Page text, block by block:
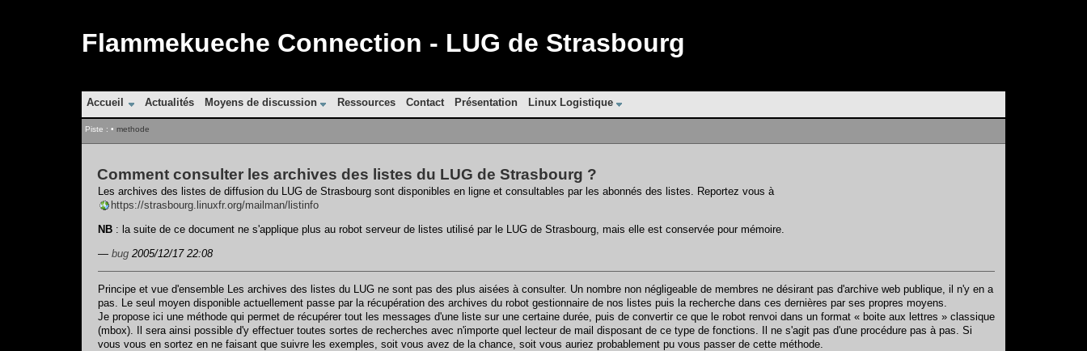
Flammekueche Connection - LUG de Strasbourg
Accueil Actualités Moyens de discussion Ressources Contact Présentation Linux Logistique
Piste : • methode
Comment consulter les archives des listes du LUG de Strasbourg ?
Les archives des listes de diffusion du LUG de Strasbourg sont disponibles en ligne et consultables par les abonnés des listes. Reportez vous à
https://strasbourg.linuxfr.org/mailman/listinfo
NB : la suite de ce document ne s'applique plus au robot serveur de listes utilisé par le LUG de Strasbourg, mais elle est conservée pour mémoire.
—bug 2005/12/17 22:08
Principe et vue d'ensemble Les archives des listes du LUG ne sont pas des plus aisées à consulter. Un nombre non négligeable de membres ne désirant pas d'archive web publique, il n'y en a
pas. Le seul moyen disponible actuellement passe par la récupération des archives du robot gestionnaire de nos listes puis la recherche dans ces dernières par ses propres moyens.
Je propose ici une méthode qui permet de récupérer tout les messages d'une liste sur une certaine durée, puis de convertir ce que le robot renvoi dans un format « boite aux lettres » classique
(mbox). Il sera ainsi possible d'y effectuer toutes sortes de recherches avec n'importe quel lecteur de mail disposant de ce type de fonctions. Il ne s'agit pas d'une procédure pas à pas. Si
vous vous en sortez en ne faisant que suivre les exemples, soit vous avez de la chance, soit vous auriez probablement pu vous passer de cette méthode.